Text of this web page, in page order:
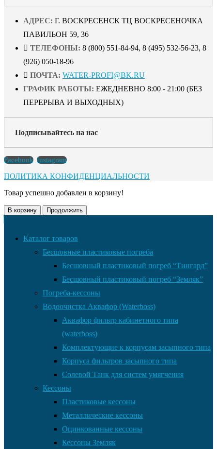
АДРЕС: Г. ВОСКРЕСЕНСК ТЦ ВОСКРЕСЕНОЧКА
ПАВИЛЬОН 59, 36
ТЕЛЕФОНЫ: 8 (800) 551-84-94, 8 (495) 532-56-23, 8
(926) 050-18-96
ПОЧТА: WATER-PROFI@BK.RU
ГРАФИК РАБОТЫ: ЕЖЕДНЕВНО 8:00 - 21:00 (БЕЗ
ПЕРЕРЫВА И ВЫХОДНЫХ)
Подписывайтесь на нас
Facebook Instagram
ПОЛИТИКА КОНФИДЕНЦИАЛЬНОСТИ
Товар успешно добавлен в корзину!
В корзину Продолжить
Каталог товаров
Бесшовные пластиковые погреба
Бесшовный пластиковый погреб “Тингард”
Бесшовный пластиковый погреб “Земляк”
Погреба-кессоны
Водоочистка Аквафор (Waterboss)
Аквафор фильтр кабинетного типа
(waterboss)
Комплектующие к корпусам засыпного типа
Корпуса фильтров засыпного типа
Солевой Танк для систем умягчения
Кессоны
Пластиковые кессоны
Металлические кессоны
Оцинкованные кессоны
Кессоны Земляк